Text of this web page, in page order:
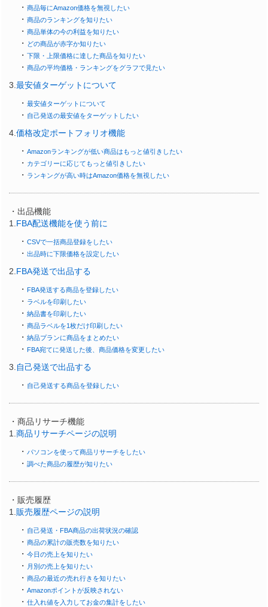
・ 商品毎にAmazon価格を無視したい
・ 商品のランキングを知りたい
・ 商品単体の今の利益を知りたい
・ どの商品が赤字か知りたい
・ 下限・上限価格に達した商品を知りたい
・ 商品の平均価格・ランキングをグラフで見たい
3. 最安値ターゲットについて
・ 最安値ターゲットについて
・ 自己発送の最安値をターゲットしたい
4. 価格改定ポートフォリオ機能
・ Amazonランキングが低い商品はもっと値引きしたい
・ カテゴリーに応じてもっと値引きしたい
・ ランキングが高い時はAmazon価格を無視したい
・出品機能
1. FBA配送機能を使う前に
・ CSVで一括商品登録をしたい
・ 出品時に下限価格を設定したい
2. FBA発送で出品する
・ FBA発送する商品を登録したい
・ ラベルを印刷したい
・ 納品書を印刷したい
・ 商品ラベルを1枚だけ印刷したい
・ 納品プランに商品をまとめたい
・ FBA宛てに発送した後、商品価格を変更したい
3. 自己発送で出品する
・ 自己発送する商品を登録したい
・商品リサーチ機能
1. 商品リサーチページの説明
・ パソコンを使って商品リサーチをしたい
・ 調べた商品の履歴が知りたい
・販売履歴
1. 販売履歴ページの説明
・ 自己発送・FBA商品の出荷状況の確認
・ 商品の累計の販売数を知りたい
・ 今日の売上を知りたい
・ 月別の売上を知りたい
・ 商品の最近の売れ行きを知りたい
・ Amazonポイントが反映されない
・ 仕入れ値を入力してお金の集計をしたい